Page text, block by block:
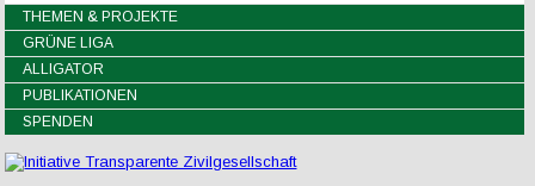
THEMEN & PROJEKTE
GRÜNE LIGA
ALLIGATOR
PUBLIKATIONEN
SPENDEN